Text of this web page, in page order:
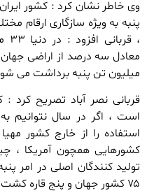
وی خاطر نشان کرد : کشور
پنبه به ویژه سازگاری ارقام
میلیون تن پنبه برداشت می
است ، اگر در سال نتوانیم
استفاده را از خارج کشور
کشورهایی همچون آمریکا ،
تولید کنندگان اصلی در امر
۷۵ کشور جهان و پنج قاره کشت می شود.